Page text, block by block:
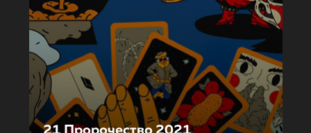
21 Пророчество 2021